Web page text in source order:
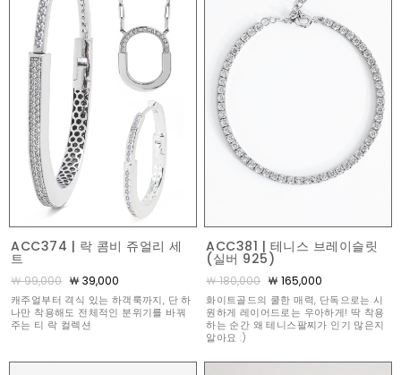
ACC374 | 락 콤비 쥬얼리 세
트
￦ 99,000 ￦ 39,000
캐주얼부터 격식 있는 하객룩까지, 단 하
나만 착용해도 전체적인 분위기를 바꿔
주는 티 락 컬렉션
ACC381 | 테니스 브레이슬릿
(실버 925)
￦ 180,000 ￦ 165,000
화이트골드의 쿨한 매력, 단독으로는 시
원하게 레이어드로는 우아하게! 딱 착용
하는 순간 왜 테니스팔찌가 인기 많은지
알아요 :)